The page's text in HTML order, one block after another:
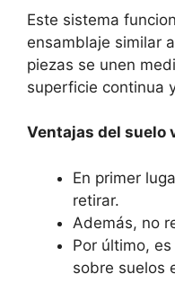
Este sistema
ensamblaje similar
piezas se unen
superficie continua
Ventajas del suelo
En primer
retirar.
Además, no
Por último,
sobre suelos